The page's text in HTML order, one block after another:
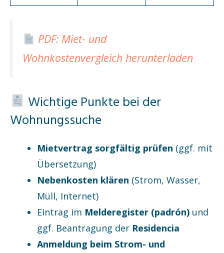
PDF: Miet- und
Wohnkostenvergleich herunterladen
Wichtige Punkte bei der
Wohnungssuche
Mietvertrag sorgfältig prüfen (ggf. mit
Übersetzung)
Nebenkosten klären (Strom, Wasser,
Müll, Internet)
Eintrag im Melderegister (padrón) und
ggf. Beantragung der Residencia
Anmeldung beim Strom- und